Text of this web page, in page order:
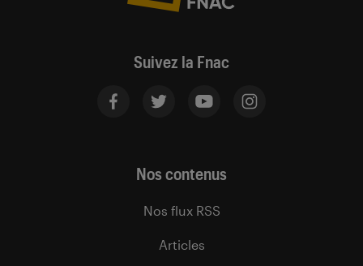
Suivez la Fnac
Nos contenus
Nos flux RSS
Articles